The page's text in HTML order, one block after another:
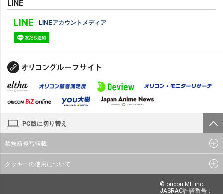
LINE
LINEアカウントメディア
PC版に切り替え
禁無断複写転載
クッキーの使用について
© oricon ME inc.
JASRAC許諾番号：